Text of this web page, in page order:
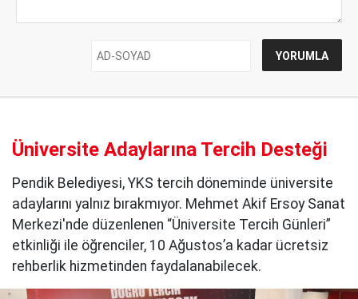
Üniversite Adaylarına Tercih Desteği
Pendik Belediyesi, YKS tercih döneminde üniversite
adaylarını yalnız bırakmıyor. Mehmet Akif Ersoy Sanat
Merkezi'nde düzenlenen “Üniversite Tercih Günleri”
etkinliği ile öğrenciler, 10 Ağustos’a kadar ücretsiz
rehberlik hizmetinden faydalanabilecek.